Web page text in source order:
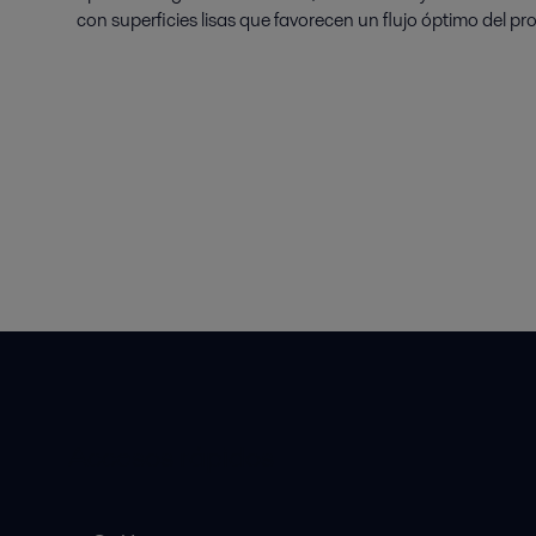
con superficies lisas que favorecen un flujo óptimo del